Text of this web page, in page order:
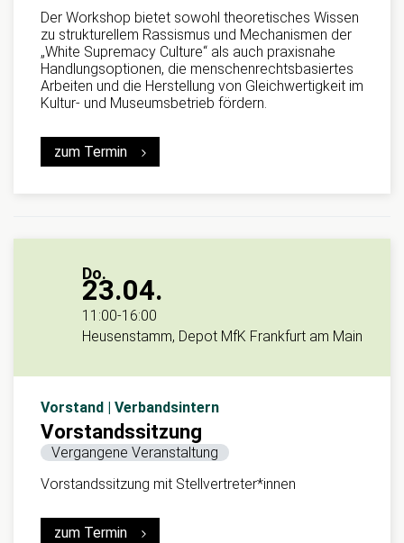
Der Workshop bietet sowohl theoretisches Wissen
zu strukturellem Rassismus und Mechanismen der
„White Supremacy Culture“ als auch praxisnahe
Handlungsoptionen, die menschenrechtsbasiertes
Arbeiten und die Herstellung von Gleichwertigkeit im
Kultur- und Museumsbetrieb fördern.
zum Termin
Do.
23.04.
11:00-16:00
Heusenstamm, Depot MfK Frankfurt am Main
Vorstand | Verbandsintern
Vorstandssitzung
Vergangene Veranstaltung
Vorstandssitzung mit Stellvertreter*innen
zum Termin